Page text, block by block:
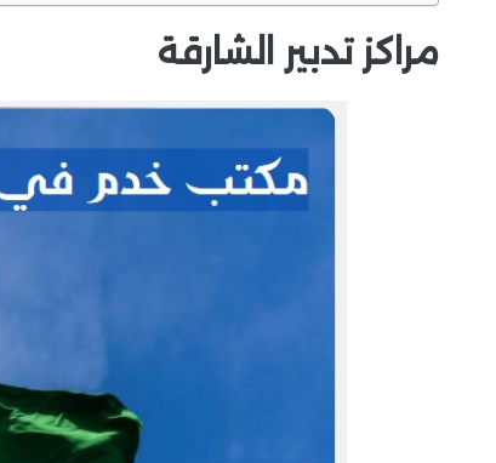
مراكز تدبير الشارقة